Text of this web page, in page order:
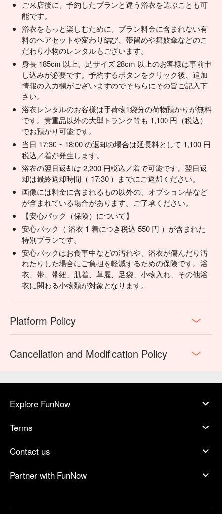
ご来店後に、予約したプランと違う浴衣を選ぶことも可
能です。
浴衣をもっと楽しむために、プラン料金に含まれない有
料のヘアセットや変わり結び、帯留めや舞妓傘などのこ
だわり小物のレンタルもございます。
身長 185cm 以上、足サイズ 28cm 以上のお客様は事前申
し込みが必要です。予約するボタンをクリック後、追加
情報の入力欄がございますのでそちらにその旨ご記入下
さい。
浴衣レンタルのお客様は手荷物1袋分の荷物預かりが無料
です。貴重品以外の大型トランク等も 1,100 円（税込）
でお預かり可能です。
当日 17:30 ~ 18:00 の返却の場合は延長料として 1,100 円
税込／着が発生します。
浴衣の翌日返却は 2,200 円税込／着で可能です。翌日返
却は最終返却時間（ 17:30 ）までにご返却ください。
画像には料金に含まれるもの以外の、オプション品など
が含まれている場合があります。ご了承ください。
【安心パック（保険）について】
安心パック（ 浴衣 1 着につき税込 550 円 ）が含まれた
特別プランです。
安心パックはお食事中などの汚れや、浴衣が傷んだり汚
れたりした場合にご負担を軽減するための保険です。浴
衣、帯、帯紐、肌着、草履、足袋、小物入れ、その他浴
衣に関わる小物類が対象となります。
Platform Policy
Cancellation and Modification Policy
Explore FunNow
Terms
Contact us
Partner with FunNow